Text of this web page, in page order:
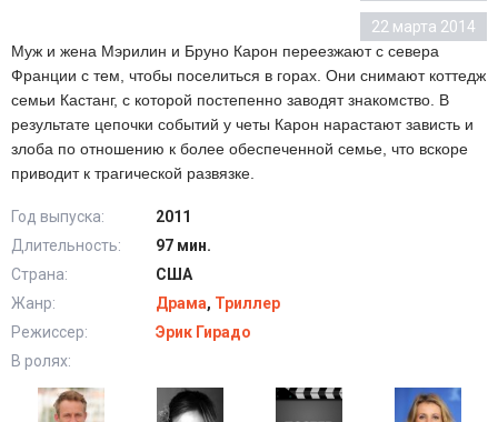
22 марта 2014
Муж и жена Мэрилин и Бруно Карон переезжают с севера
Франции с тем, чтобы поселиться в горах. Они снимают коттедж
семьи Кастанг, с которой постепенно заводят знакомство. В
результате цепочки событий у четы Карон нарастают зависть и
злоба по отношению к более обеспеченной семье, что вскоре
приводит к трагической развязке.
Год выпуска:
2011
Длительность:
97 мин.
Страна:
США
Жанр:
Драма, Триллер
Режиссер:
Эрик Гирадо
В ролях: